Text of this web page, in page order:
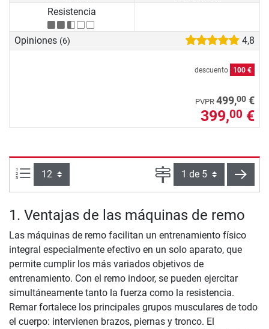
Resistencia
Opiniones (6) 4,8
descuento 100 €
PVPR 499,00 €
399,00 €
Artículos por página: Página
1. Ventajas de las máquinas de remo
Las máquinas de remo facilitan un entrenamiento físico
integral especialmente efectivo en un solo aparato, que
permite cumplir los más variados objetivos de
entrenamiento. Con el remo indoor, se pueden ejercitar
simultáneamente tanto la fuerza como la resistencia.
Remar fortalece los principales grupos musculares de todo
el cuerpo: intervienen brazos, piernas y tronco. El